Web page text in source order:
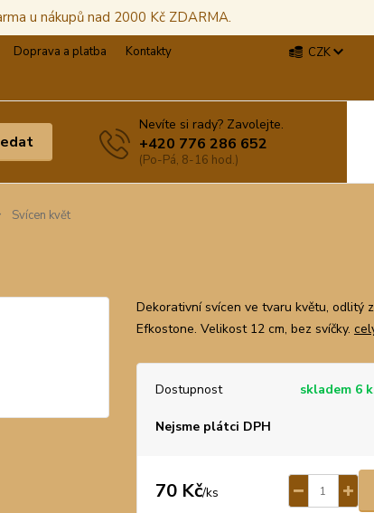
u nákupů nad 2000 Kč ZDARMA.
Doprava a platba
Kontakty
CZK
Nevíte si rady? Zavolejte.
+420 776 286 652
(Po-Pá, 8-16 hod.)
Svícen květ
Dekorativní svícen ve tvaru květu, odlitý
Efkostone. Velikost 12 cm, bez svíčky.
Dostupnost skladem 6
Nejsme plátci DPH
70 Kč/ks